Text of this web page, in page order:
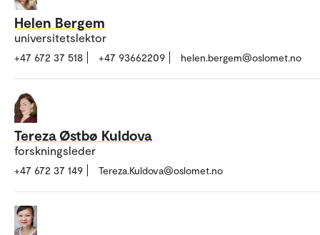
Helen Bergem
universitetslektor
+47 672 37 518 +47 93662209 helen.bergem@oslomet.no
Tereza Østbø Kuldova
forskningsleder
+47 672 37 149 Tereza.Kuldova@oslomet.no